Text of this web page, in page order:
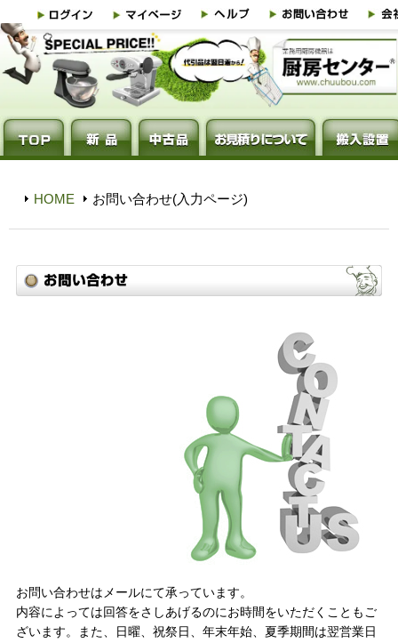
HOME お問い合わせ(入力ページ)
お問い合わせはメールにて承っています。
内容によっては回答をさしあげるのにお時間をいただくこともご
ざいます。また、日曜、祝祭日、年末年始、夏季期間は翌営業日